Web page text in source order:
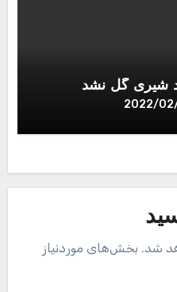
شیری گل نشد
2022/
شد. بخش‌های موردنیاز